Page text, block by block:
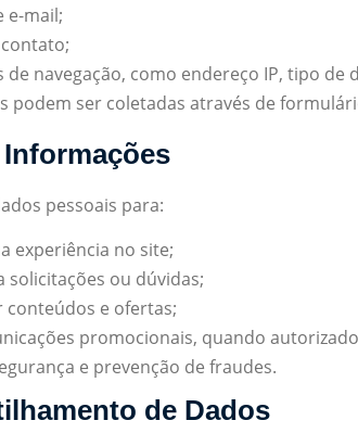
e-mail;
de navegação, como endereço IP, tipo de
podem ser coletadas através de
pessoais para:
experiência no site;
solicitações ou dúvidas;
conteúdos e ofertas;
promocionais, quando
e prevenção de fraudes.
de Dados